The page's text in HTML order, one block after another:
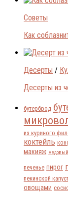
Советы
Как
Десерты /
Десерты из
бутерброд
из куриного
коктейль
макияж
печенье пирог
пекинской
овощами